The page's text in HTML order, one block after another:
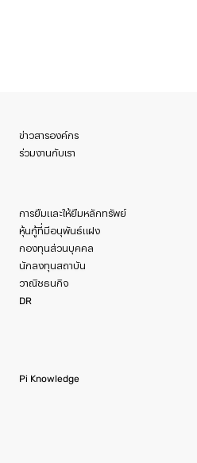
ข่าวสารองค์กร
ร่วมงานกับเรา
การยืมและให้ยืมหลักทรัพย์
หุ้นกู้ที่มีอนุพันธ์แฝง
กองทุนส่วนบุคคล
นักลงทุนสถาบัน
วาณิชธนกิจ
DR
Pi Knowledge